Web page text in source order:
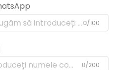
0/100
0/200